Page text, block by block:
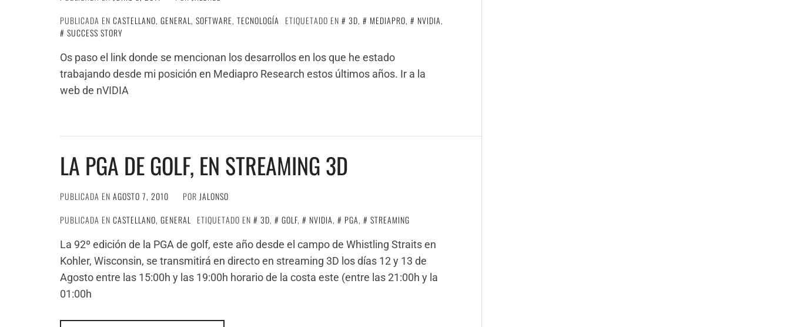
PUBLICADA EN CASTELLANO, GENERAL, SOFTWARE, TECNOLOGÍA ETIQUETADO EN 3D, MEDIAPRO, NVIDIA,
SUCCESS STORY
Os paso el link donde se mencionan los desarrollos en los que he estado
trabajando desde mi posición en Mediapro Research estos últimos años. Ir a la
web de nVIDIA
LA PGA DE GOLF, EN STREAMING 3D
PUBLICADA EN AGOSTO 7, 2010 POR JALONSO
PUBLICADA EN CASTELLANO, GENERAL ETIQUETADO EN 3D, GOLF, NVIDIA, PGA,
STREAMING
La 92º edición de la PGA de golf, este año desde el campo de Whistling Straits en
Kohler, Wisconsin, se transmitirá en directo en streaming 3D los días 12 y 13 de
Agosto entre las 15:00h y las 19:00h horario de la costa este (entre las 21:00h y la
01:00h